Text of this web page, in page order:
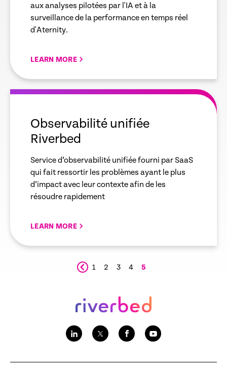
aux analyses pilotées par l'IA et à la
surveillance de la performance en temps réel
d'Aternity.
LEARN MORE
empty
Observabilité unifiée
Riverbed
Service d’observabilité unifiée fourni par SaaS
qui fait ressortir les problèmes ayant le plus
d’impact avec leur contexte afin de les
résoudre rapidement
LEARN MORE
1 2 3 4 5